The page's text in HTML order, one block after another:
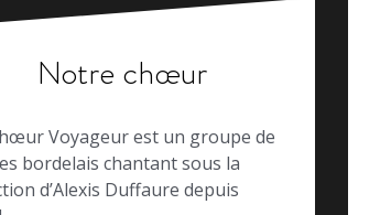
Notre chœur
Voyageur est un groupe de
bordelais chantant sous la
d’Alexis Duffaure depuis